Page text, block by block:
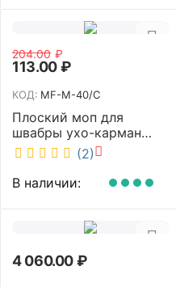
204.00 ₽
113.00₽
КОД: MF-M-40/C
Плоский моп для
швабры ухо-карман
белый 40 см NV MF-M-
40/C
(2)
В наличии:
4 060.00₽